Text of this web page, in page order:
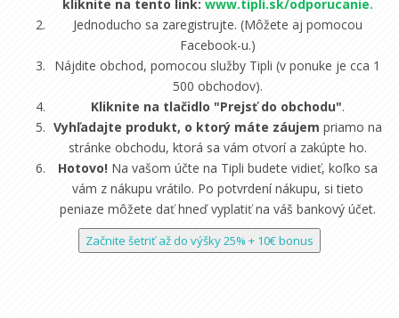
kliknite na tento link: www.tipli.sk/odporucanie.
Jednoducho sa zaregistrujte. (Môžete aj pomocou
Facebook-u.)
Nájdite obchod, pomocou služby Tipli (v ponuke je cca 1
500 obchodov).
Kliknite na tlačidlo "Prejsť do obchodu".
Vyhľadajte produkt, o ktorý máte záujem priamo na
stránke obchodu, ktorá sa vám otvorí a zakúpte ho.
Hotovo! Na vašom účte na Tipli budete vidieť, koľko sa
vám z nákupu vrátilo. Po potvrdení nákupu, si tieto
peniaze môžete dať hneď vyplatiť na váš bankový účet.
Začnite šetriť až do výšky 25% + 10€ bonus